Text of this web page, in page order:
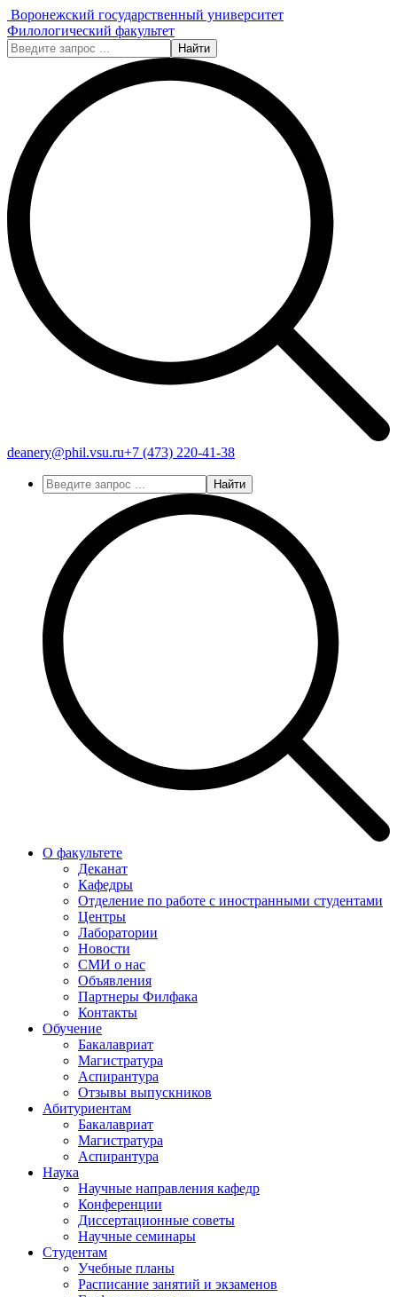
Воронежский государственный университет
Филологический факультет
Найти
deanery@phil.vsu.ru+7 (473) 220-41-38
Найти
О факультете
Деканат
Кафедры
Отделение по работе с иностранными студентами
Центры
Лаборатории
Новости
СМИ о нас
Объявления
Партнеры Филфака
Контакты
Обучение
Бакалавриат
Магистратура
Аспирантура
Отзывы выпускников
Абитуриентам
Бакалавриат
Магистратура
Аспирантура
Наука
Научные направления кафедр
Конференции
Диссертационные советы
Научные семинары
Студентам
Учебные планы
Расписание занятий и экзаменов